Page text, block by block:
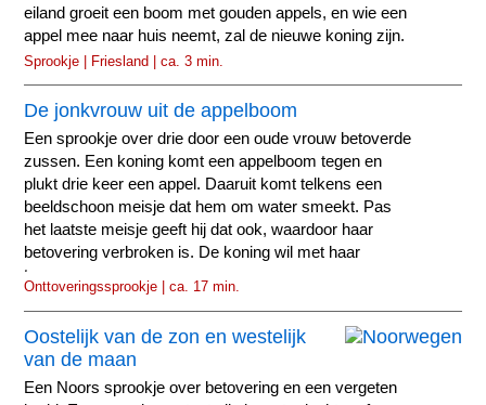
eiland groeit een boom met gouden appels, en wie een
appel mee naar huis neemt, zal de nieuwe koning zijn.
Sprookje | Friesland | ca. 3 min.
De jonkvrouw uit de appelboom
Een sprookje over drie door een oude vrouw betoverde
zussen. Een koning komt een appelboom tegen en
plukt drie keer een appel. Daaruit komt telkens een
beeldschoon meisje dat hem om water smeekt. Pas
het laatste meisje geeft hij dat ook, waardoor haar
betovering verbroken is. De koning wil met haar
trouwen...
Onttoveringssprookje | ca. 17 min.
Oostelijk van de zon en westelijk
van de maan
Een Noors sprookje over betovering en een vergeten